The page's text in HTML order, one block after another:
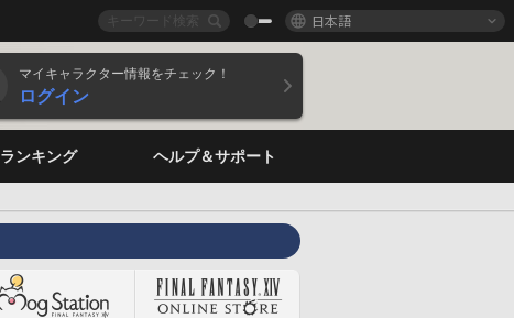
日本語
マイキャラクター情報をチェック！
ログイン
ランキング ヘルプ＆サポート